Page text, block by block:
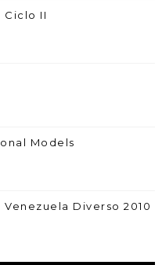
Ciclo II
Models
Diverso 2010